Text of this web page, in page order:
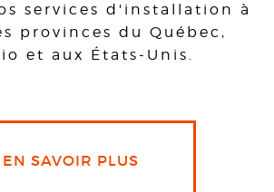
services d'installation à
provinces du Québec,
et aux États-Unis.
EN SAVOIR PLUS